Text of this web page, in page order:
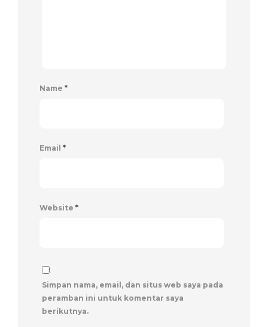
Name *
Email *
Website *
Simpan nama, email, dan situs web saya pada
peramban ini untuk komentar saya
berikutnya.